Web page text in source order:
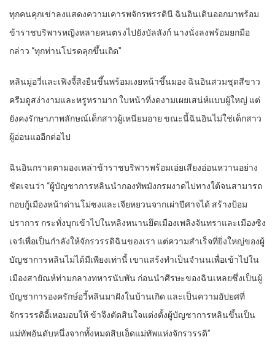
ทุกคน​คุกเข่า​ลง​แสดง​ความเคารพ​จักรพรรดินี​ ฉิน​อิน​เดิน​ออกมา​พร้อม​
ข้าราชบริพาร​หญิง​หลาย​คน​ตรง​ไป​ยัง​บัลลังก์​ นาง​นั่งลง​พร้อม​ยกมือ​
กล่าว​ “ทุกท่าน​โปรด​ลุกขึ้น​เถิด​”
หลิน​มู่อวี่​และ​เฟิงจี้สิงยืน​ขึ้น​พร้อม​เงยหน้า​ขึ้น​มอง​ ฉิน​อิน​สวม​ชุด​สีขาว​
ครีม​ดู​สง่างามและ​หรูหรา​มาก​ ใบ​หน้าที่​งดงาม​เผย​เสน่ห์​แบบ​ผู้ใหญ่​ แต่​
ยังคง​รักษา​ภาพลักษณ์​เด็กสาว​ผู้​เหนียมอาย​ ขณะนี้​ฉิน​อิน​ไม่ใช่เด็กสาว​
ผู้อ่อนแอ​อีกต่อไป​
ฉิน​อิน​กราด​ตา​มอง​เหล่า​ข้าราชบริพาร​พร้อม​เอ่ย​เสียง​อ่อนหวาน​อย่าง​
ชัดเจน​ว่า​ “ผู้บัญชาการ​หลิน​นำ​กองทัพ​มังกร​ผงาด​ไป​ทางใต้​จน​สามารถ​
กอบกู้​เมือง​หน้า​ด่าน​โม่ซงและ​เจีย​หยวน​จาก​เผ่า​ปีศาจ​ได้​ สร้าง​ป้อม
ปราการ​ กระทั่ง​บุกเข้าไป​ใน​ห​ลิง​หนาน​ยึด​เมือง​เพลิง​จันทรา​และ​เมือง​ซิง
เจว๋​เพื่อ​เป็นกำลัง​ให้​จักรวรรดิ​ฉิน​ของ​เรา​ แต่​ความสำเร็จ​ที่​ยิ่งใหญ่​ของ​ผู้
บัญชาการ​หลิน​ไม่ได้​มีเพียงเท่านี้​ เขา​แสร้ง​ทำเป็น​จำนน​เพื่อ​เข้าไป​ใน​
เมือง​สายัณห์​ท่ามกลาง​ทหาร​นับ​พัน​ ก่อน​นำ​ศีรษะ​ของ​ฉิน​เห​ลย​ซึ่งเป็น​ผู้
บัญชาการ​องครักษ์​อวี้​หลิน​มาฝังใน​บ้านเกิด​ และ​เป็น​ความอัปยศ​ที่​
จักรวรรดิ​อี้​เห​อม​อบ​ให้​ ข้า​จึงตัดสินใจ​แต่งตั้ง​ผู้บัญชาการ​หลิน​ขึ้น​เป็น​
แม่ทัพ​อันดับ​หนึ่ง​จาก​ทั้งหมด​สิบเอ็ด​แม่ทัพ​แห่ง​จักรวรรดิ​”